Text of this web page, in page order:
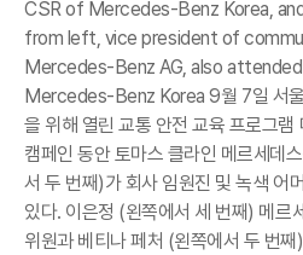
CSR of Mercedes-Benz Korea,
from left, vice president of
Mercedes-Benz AG, also
Mercedes-Benz Korea 9월 7일 서
을 위해 열린 교통 안전 교육 프로그
캠페인 동안 토마스 클라인 메르세데
서 두 번째)가 회사 임원진 및 녹색 어
있다. 이은정 (왼쪽에서 세 번째) 메르
위원과 베티나 페처 (왼쪽에서 두 번